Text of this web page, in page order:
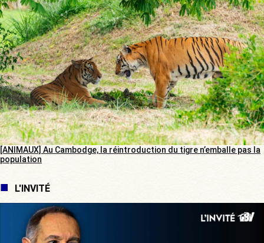
[ANIMAUX] Au Cambodge, la réintroduction du tigre n’emballe pas la
population
L'INVITÉ